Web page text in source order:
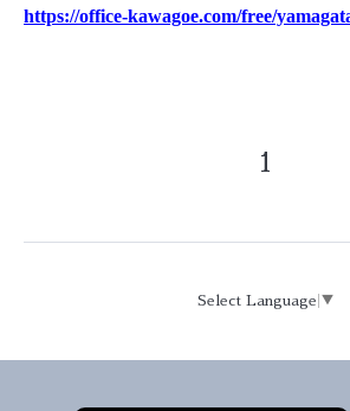
https://office-kawagoe.com/free/
1
Select Language ▼